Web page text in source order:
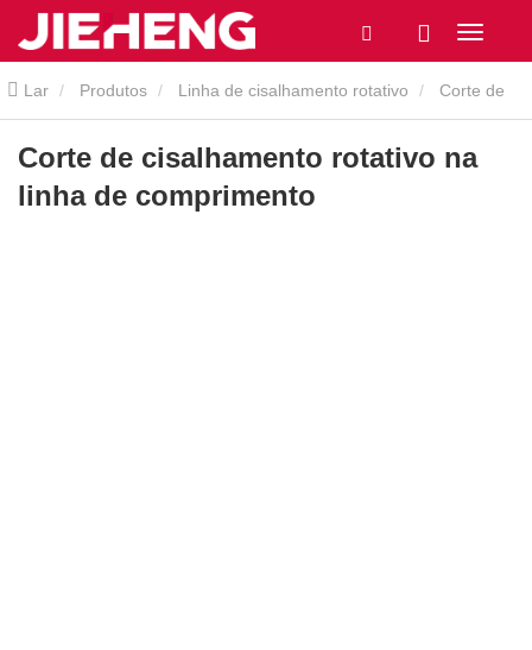
Lar Produtos Linha de cisalhamento rotativo
cisalhamento rotativo na linha de comprimento
Corte de cisalhamento rotativo na
linha de comprimento